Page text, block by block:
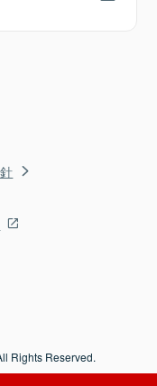
Rights Reserved.